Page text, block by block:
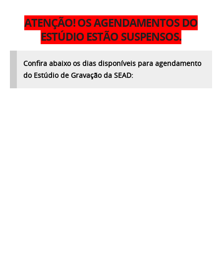
ATENÇÃO! OS AGENDAMENTOS DO
ESTÚDIO ESTÃO SUSPENSOS.
Confira abaixoos dias disponíveis para agendamento
do Estúdio de Gravação da SEAD: